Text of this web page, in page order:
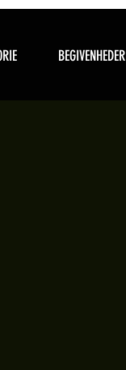
BEGIVENHEDER